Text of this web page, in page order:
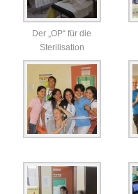
Der „OP“ für die
Sterilisation